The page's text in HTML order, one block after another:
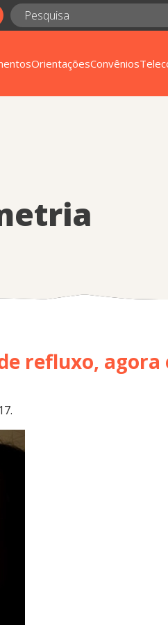
OrientaçõesConvênios
refluxo, agora